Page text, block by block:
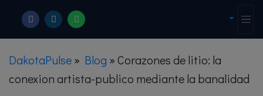
DakotaPulse» Blog »Corazones de litio: la
conexion artista-publico mediante la banalidad